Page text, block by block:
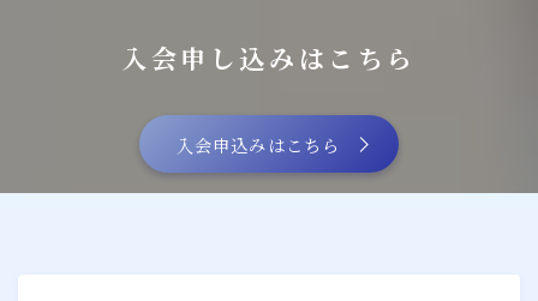
入会申し込みはこちら
入会申込みはこちら